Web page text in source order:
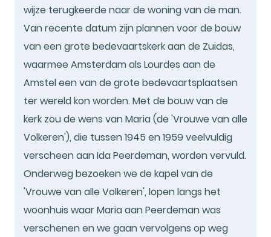
wijze terugkeerde naar de woning van de man.
Van recente datum zijn plannen voor de bouw
van een grote bedevaartskerk aan de Zuidas,
waarmee Amsterdam als Lourdes aan de
Amstel een van de grote bedevaartsplaatsen
ter wereld kon worden. Met de bouw van de
kerk zou de wens van Maria (de 'Vrouwe van alle
Volkeren'), die tussen 1945 en 1959 veelvuldig
verscheen aan Ida Peerdeman, worden vervuld.
Onderweg bezoeken we de kapel van de
'Vrouwe van alle Volkeren', lopen langs het
woonhuis waar Maria aan Peerdeman was
verschenen en we gaan vervolgens op weg